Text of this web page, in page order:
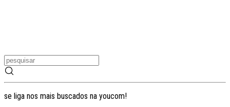
se liga nos mais buscados na youcom!